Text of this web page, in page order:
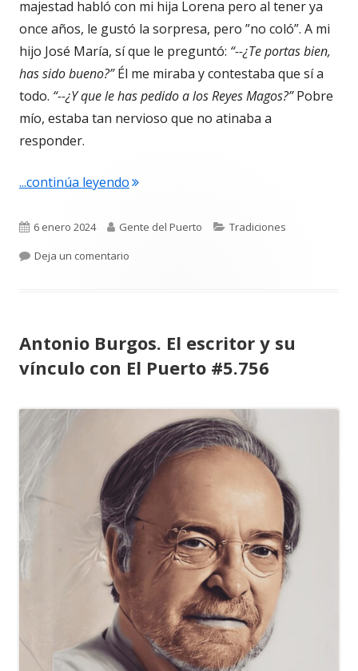
majestad habló con mi hija Lorena pero al tener ya
once años, le gustó la sorpresa, pero ”no coló”. A mi
hijo José María, sí que le preguntó: “--¿Te portas bien,
has sido bueno?”Él me miraba y contestaba que sí a
todo. “--¿Y que le has pedido a los Reyes Magos?”Pobre
mío, estaba tan nervioso que no atinaba a
responder.
...continúa leyendo"Noche y día de Reyes Magos #5.764"
Publicado
el
6 enero 2024 Autor
Gente del Puerto Categorías
Tradiciones
Deja un comentario
Antonio Burgos. El escritor y su
vínculo con El Puerto #5.756